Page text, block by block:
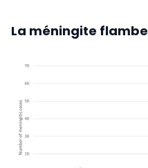
La méningite flambe